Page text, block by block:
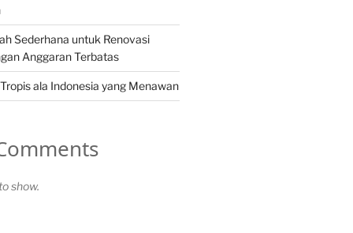
Sederhana untuk Renovasi
Anggaran Terbatas
ala Indonesia yang Menawan
show.